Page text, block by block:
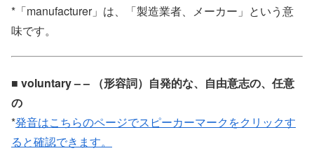
*「manufacturer」は、「製造業者、メーカー」という意
味です。
■ voluntary – – （形容詞）自発的な、自由意志の、任意
の
*発音はこちらのページでスピーカーマークをクリックす
ると確認できます。